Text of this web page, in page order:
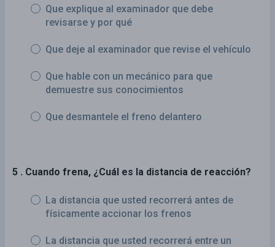
Que explique al examinador que debe
revisarse y por qué
Que deje al examinador que revise el vehículo
Que hable con un mecánico para que
demuestre sus conocimientos
Que desmantele el freno delantero
5 . Cuando frena, ¿Cuál es la distancia de reacción?
La distancia que usted recorrerá antes de
físicamente accionar los frenos
La distancia que usted recorrerá entre un